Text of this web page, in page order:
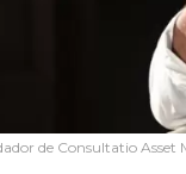
de Consultatio Asset